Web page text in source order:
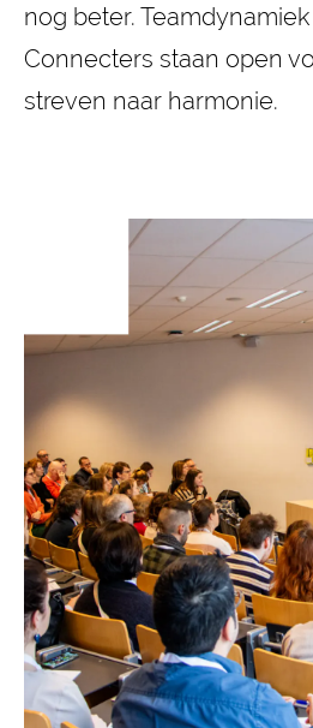
nog beter.
Connecters staan open
streven naar harmonie.